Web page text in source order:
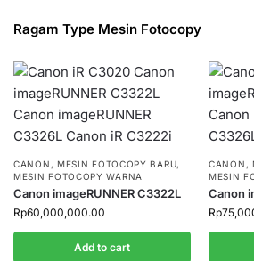
Ragam Type Mesin Fotocopy
CANON , MESIN FOTOCOPY BARU,
MESIN FOTOCOPY WARNA
Canon imageRUNNER C3322L
Rp60,000,000.00
Add to cart
CANON ,
MESIN
Canon
Rp